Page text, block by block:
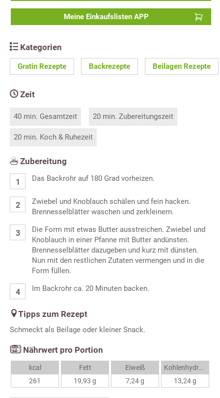
Meine Einkaufslisten APP
Kategorien
Gratin Rezepte Backrezepte Beilagen Rezepte
Zeit
40 min. Gesamtzeit 20 min. Zubereitungszeit
20 min. Koch & Ruhezeit
Zubereitung
Das Backrohr auf 180 Grad vorheizen.
Zwiebel und Knoblauch schälen und fein hacken.
Brennesselblätter waschen und zerkleinern.
Die Form mit etwas Butter ausstreichen. Zwiebel und
Knoblauch in einer Pfanne mit Butter andünsten.
Brennesselblätter dazugeben und kurz mit dünsten.
Nun mit den restlichen Zutaten vermengen und in die
Form füllen.
Im Backrohr ca. 20 Minuten backen.
Tipps zum Rezept
Schmeckt als Beilage oder kleiner Snack.
Nährwert pro Portion
kcal
261
Fett
19,93 g
Eiweiß
7,24 g
Kohlenhydrate
13,24 g